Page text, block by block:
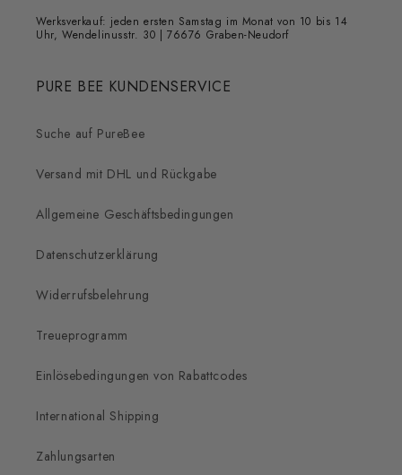
Werksverkauf: jeden ersten Samstag im Monat von 10 bis 14
Uhr, Wendelinusstr. 30 | 76676 Graben-Neudorf
PURE BEE KUNDENSERVICE
Suche auf PureBee
Versand mit DHL und Rückgabe
Allgemeine Geschäftsbedingungen
Datenschutzerklärung
Widerrufsbelehrung
Treueprogramm
Einlösebedingungen von Rabattcodes
International Shipping
Zahlungsarten